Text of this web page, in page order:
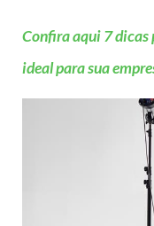
Confira aqui 7 dicas
ideal para sua